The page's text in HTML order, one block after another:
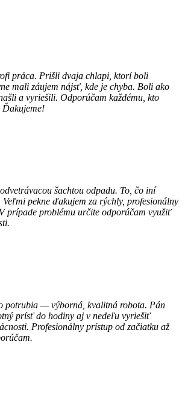
práca. Prišli dvaja chlapi, ktorí boli
mali záujem nájsť, kde je chyba. Boli ako
a vyriešili. Odporúčam každému, kto
Ďakujeme!
šachtou odpadu. To, čo iní
pekne ďakujem za rýchly, profesionálny
prípade problému určite odporúčam využiť
potrubia — výborná, kvalitná robota. Pán
prísť do hodiny aj v nedeľu vyriešiť
Profesionálny prístup od začiatku až